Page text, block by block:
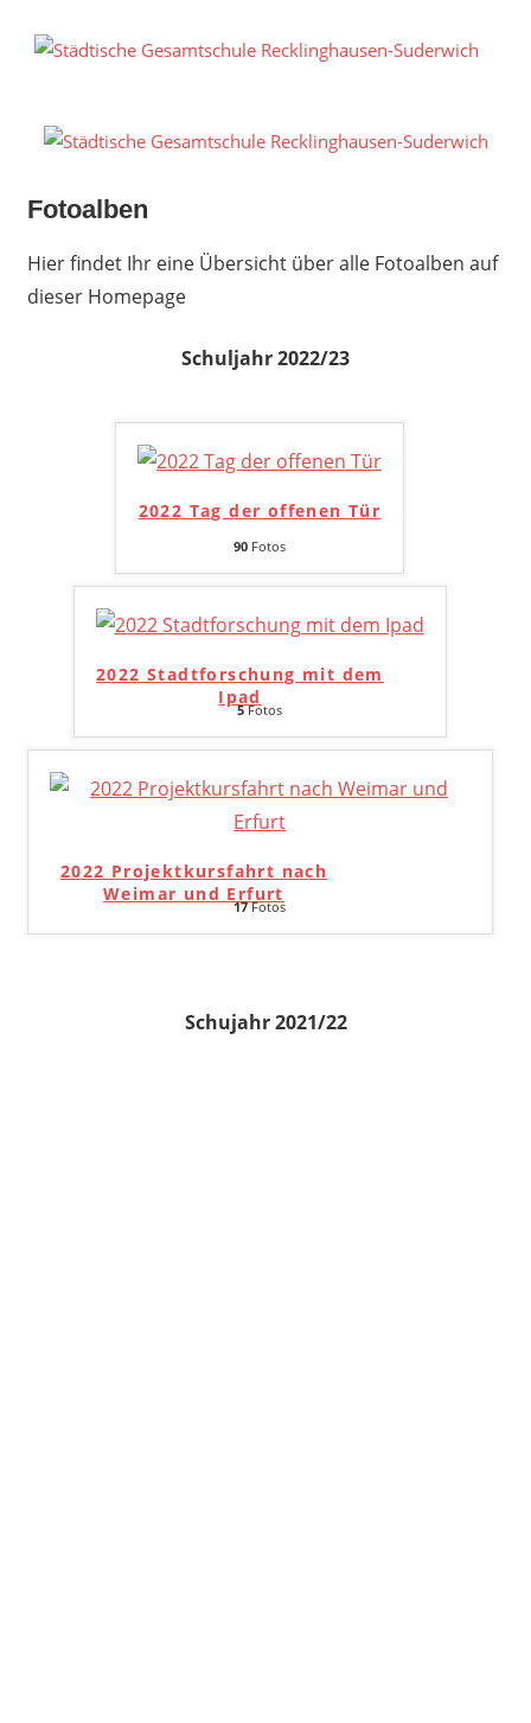
Inhalt
Fotoalben
Hier findet Ihr eine Übersicht über alle Fotoalben auf
dieser Homepage
Schuljahr 2022/23
2022 Tag der offenen Tür
90 Fotos
2022 Stadtforschung mit dem
Ipad
5Fotos
2022 Projektkursfahrt nach
Weimar und Erfurt
17Fotos
Schujahr 2021/22